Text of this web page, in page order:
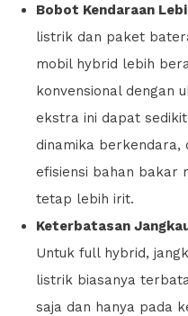
Bobot Kendaraan
listrik dan paket
mobil hybrid lebih
konvensional dengan
ekstra ini dapat
dinamika berkendara,
efisiensi bahan bakar
tetap lebih irit.
Keterbatasan
Untuk full hybrid,
listrik biasanya
saja dan hanya pada